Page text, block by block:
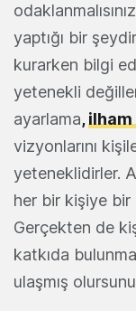
yaptığı bir
kurarken bilgi
yetenekli
ayarlama,
vizyonlarını
yeteneklidirler.
her bir kişiye bir
Gerçekten de
katkıda
ulaşmış